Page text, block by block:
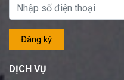
DỊCH VỤ